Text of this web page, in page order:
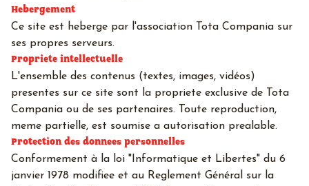
Hebergement
Ce site est heberge par l'association Tota Compania sur
ses propres serveurs.
Propriete intellectuelle
L'ensemble des contenus (textes, images, vidéos)
presentes sur ce site sont la propriete exclusive de Tota
Compania ou de ses partenaires. Toute reproduction,
meme partielle, est soumise a autorisation prealable.
Protection des donnees personnelles
Conformement à la loi "Informatique et Libertes" du 6
janvier 1978 modifiee et au Reglement Général sur la